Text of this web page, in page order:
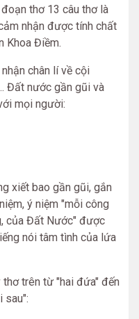
thơ 13 câu thơ là
nhận được tính chất
Khoa Điềm.
chân lí về cội
Đất nước gần gũi và
mọi người:
xiết bao gần gũi, gắn
ý niệm "mỗi công
của Đất Nước" được
nói tâm tình của lứa
trên từ "hai đứa" đến
sau":